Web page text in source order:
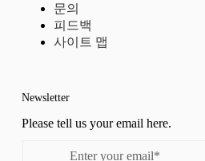
문의
피드백
사이트 맵
Newsletter
Please tell us your email here.